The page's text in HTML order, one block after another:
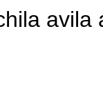
avila
₡ 35,638.